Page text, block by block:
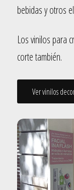
bebidas y otros
Los vinilos para
corte también.
Ver vinilos